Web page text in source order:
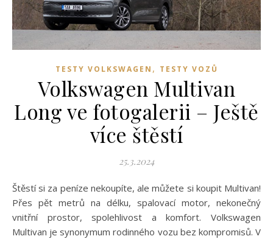
TESTY VOLKSWAGEN , TESTY VOZŮ
Volkswagen Multivan
Long ve fotogalerii – Ještě
více štěstí
25.3.2024
Štěstí si za peníze nekoupíte, ale můžete si koupit Multivan!
Přes pět metrů na délku, spalovací motor, nekonečný
vnitřní prostor, spolehlivost a komfort. Volkswagen
Multivan je synonymum rodinného vozu bez kompromisů. V